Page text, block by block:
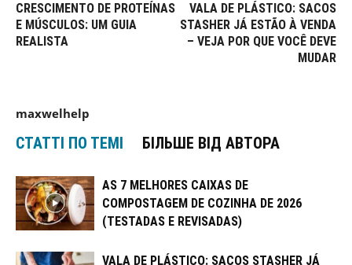
CRESCIMENTO DE PROTEÍNAS
E MÚSCULOS: UM GUIA
REALISTA
VALA DE PLÁSTICO: SACOS
STASHER JÁ ESTÃO À VENDA
– VEJA POR QUE VOCÊ DEVE
MUDAR
maxwelhelp
СТАТТІ ПО ТЕМІ БІЛЬШЕ ВІД АВТОРА
AS 7 MELHORES CAIXAS DE
COMPOSTAGEM DE COZINHA DE 2026
(TESTADAS E REVISADAS)
VALA DE PLÁSTICO: SACOS STASHER JÁ